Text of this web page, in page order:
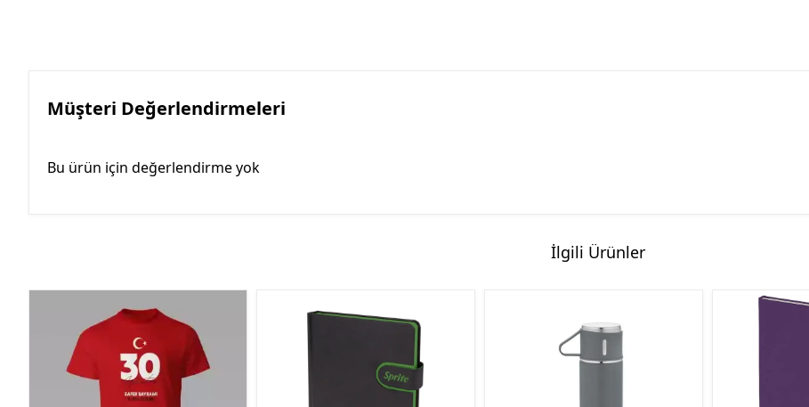
Müşteri Değerlendirmeleri
Bu ürün için değerlendirme yok
İlgili Ürünler